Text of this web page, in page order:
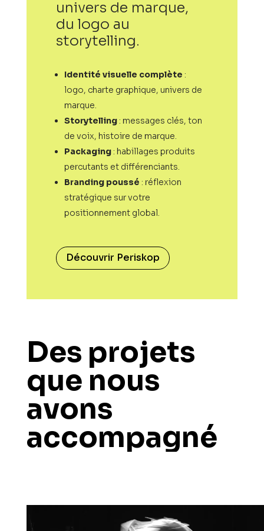
univers de marque,
du logo au
storytelling.
Identité visuelle complète :
logo, charte graphique, univers de
marque.
Storytelling: messages clés, ton
de voix, histoire de marque.
Packaging: habillages produits
percutants et différenciants.
Branding poussé : réflexion
stratégique sur votre
positionnement global.
Découvrir Periskop
Des projets
que nous
avons
accompagné